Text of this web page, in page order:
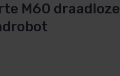
M60 draadloze